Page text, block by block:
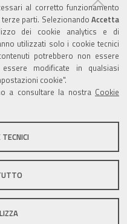
al corretto funzionamento
parti. Selezionando Accetta
dei cookie analytics e di
utilizzati solo i cookie tecnici
potrebbero non essere
modificate in qualsiasi
cookie".
a consultare la nostra Cookie
questo sito
Zola Predosa